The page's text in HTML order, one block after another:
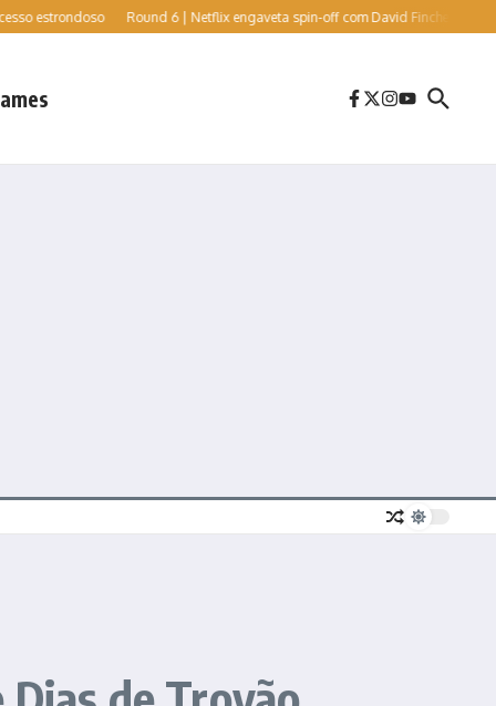
Round 6 | Netflix engaveta spin-off com David Fincher e Cate